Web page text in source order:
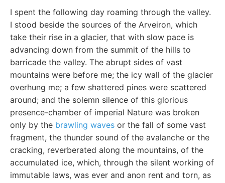
I spent the following day roaming through the valley.
I stood beside the sources of the Arveiron, which
take their rise in a glacier, that with slow pace is
advancing down from the summit of the hills to
barricade the valley. The abrupt sides of vast
mountains were before me; the icy wall of the glacier
overhung me; a few shattered pines were scattered
around; and the solemn silence of this glorious
presence-chamber of imperial Nature was broken
only by the brawling waves or the fall of some vast
fragment, the thunder sound of the avalanche or the
cracking, reverberated along the mountains, of the
accumulated ice, which, through the silent working of
immutable laws, was ever and anon rent and torn, as